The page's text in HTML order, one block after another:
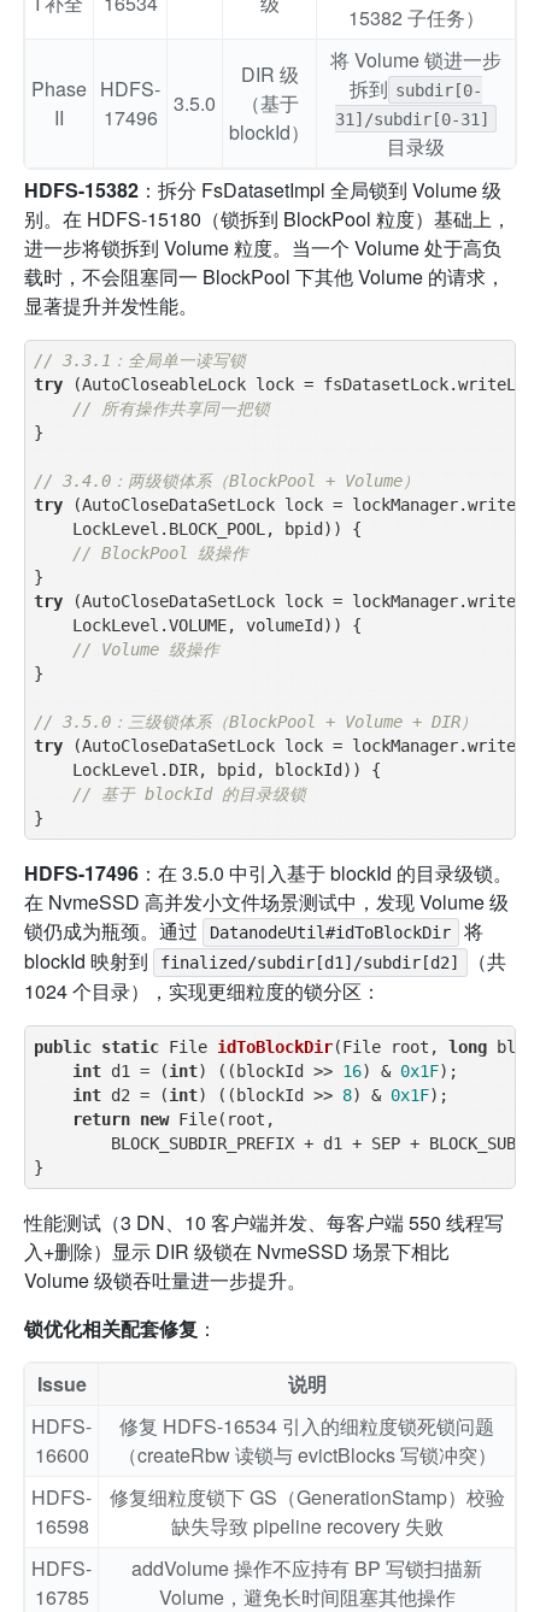
15382 子任务）
Phase
II
HDFS-
17496
3.5.0
DIR 级
（基于
blockId）
将 Volume 锁进一步
拆到 subdir[0-
31]/subdir[0-31]
目录级
HDFS-15382 ：拆分 FsDatasetImpl 全局锁到 Volume 级
别。在 HDFS-15180（锁拆到 BlockPool 粒度）基础上，
进一步将锁拆到 Volume 粒度。当一个 Volume 处于高负
载时，不会阻塞同一 BlockPool 下其他 Volume 的请求，
显著提升并发性能。
// 3.3.1：全局单一读写锁
try (AutoCloseableLock lock =
// 所有操作共享同一把锁
}
// 3.4.0：两级锁体系（BlockPool + Volume）
try (AutoCloseDataSetLock lock =
    LockLevel.BLOCK_POOL, bpid)) {
// BlockPool 级操作
try (AutoCloseDataSetLock lock =
    LockLevel.VOLUME, volumeId)) {
// Volume 级操作
}
// 3.5.0：三级锁体系（BlockPool + Volume + DIR）
try (AutoCloseDataSetLock lock =
    LockLevel.DIR, bpid, blockId)) {
// 基于 blockId 的目录级锁
HDFS-17496 ：在 3.5.0 中引入基于 blockId 的目录级锁。
在 NvmeSSD 高并发小文件场景测试中，发现 Volume 级
锁仍成为瓶颈。通过
DatanodeUtil#idToBlockDir
将
blockId 映射到
finalized/subdir[d1]/subdir[d2]
（共
1024 个目录），实现更细粒度的锁分区：
public static File idToBlockDir(File root, long
int d1 = (int) ((blockId >> 16) & 0x1F);
int d2 = (int) ((blockId >> 8) & 0x1F);
return new File(root,
BLOCK_SUBDIR_PREFIX + d1 + SEP +
性能测试（3 DN、10 客户端并发、每客户端 550 线程写
入+删除）显示 DIR 级锁在 NvmeSSD 场景下相比
Volume 级锁吞吐量进一步提升。
锁优化相关配套修复 ：
Issue
说明
HDFS-
16600
修复 HDFS-16534 引入的细粒度锁死锁问题
（createRbw 读锁与 evictBlocks 写锁冲突）
HDFS-
16598
修复细粒度锁下 GS（GenerationStamp）校验
缺失导致 pipeline recovery 失败
HDFS-
16785
addVolume 操作不应持有 BP 写锁扫描新
Volume，避免长时间阻塞其他操作